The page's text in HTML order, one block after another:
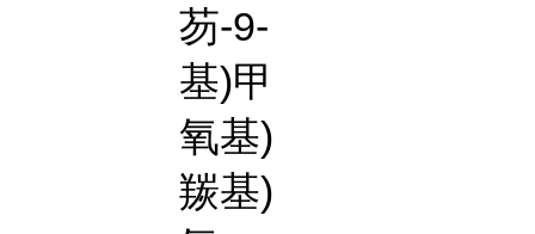
芴-9-
基)甲
氧基)
羰基)